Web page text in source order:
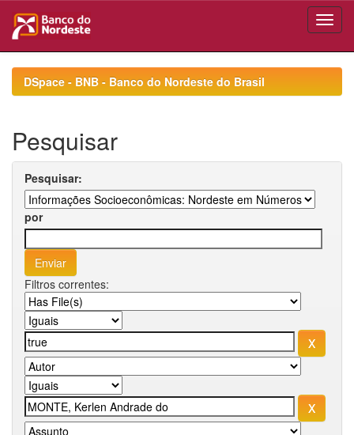
navigationDSpace - BNB - Banco do Nordeste do Brasil
Pesquisar
Pesquisar:
por
Filtros correntes: